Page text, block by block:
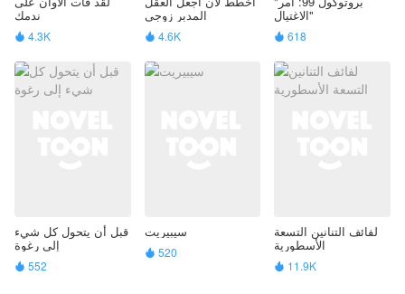
ندمك
 4.3K
المدبر زوجي
 4.6K
الاغتيال"
 618
قبل أن يتحول كل شيء
إلى رغوة
 552
سيبيريت
 520
لفائف التنانين التسعة
الأسطورية
 11.9K